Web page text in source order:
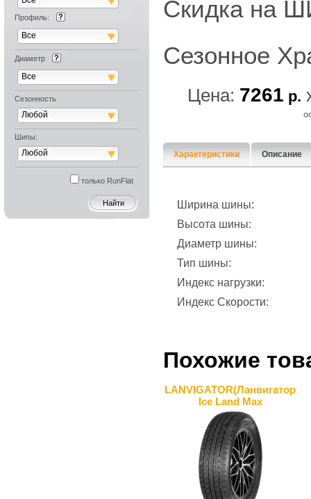
Профиль:
Все
Диаметр
Все
Сезонность
Любой
Шипы:
Любой
только RunFlat
Скидка на
Сезонное
Цена: 7261 р.
Характеристики Описание
Ширина шины:
Высота шины:
Диаметр шины:
Тип шины:
Индекс нагрузки:
Индекс Скорости:
Похожие
LANVIGATOR(Ланвигатор)
Ice Land Max